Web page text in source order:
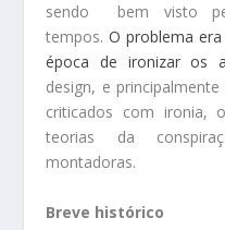
sendo bem visto
tempos.O problema
época de ironizar os
design, e
criticados com ironia,
teorias da
montadoras.
Breve histórico